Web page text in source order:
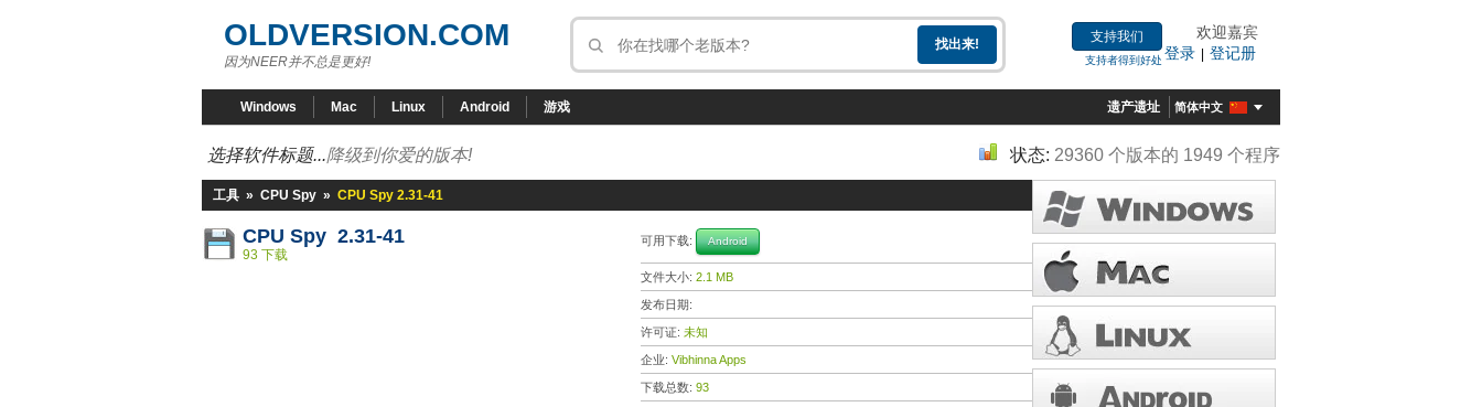
OLDVERSION.COM
因为NEER并不总是更好!
支持我们
支持者得到好处
欢迎嘉宾
登录 | 登记册
Windows Mac Linux Android 游戏 遗产遗址 简体中文
选择软件标题...降级到你爱的版本! 状态: 29360 个版本的 1949 个程序
工具 » CPU Spy » CPU Spy 2.31-41
CPU Spy 2.31-41
93 下载
可用下载: Android
文件大小: 2.1 MB
发布日期:
许可证: 未知
企业: Vibhinna Apps
下载总数: 93